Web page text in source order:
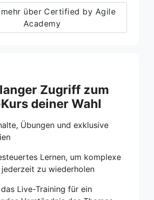
über Certified by Agile
Academy
Zugriff zum
deiner Wahl
Übungen und exklusive
Lernen, um komplexe
jederzeit zu wiederholen
Live-Training für ein